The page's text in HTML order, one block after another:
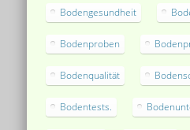
Bodengesundheit
Bodenproben
Bodenqualität
Bodentests.